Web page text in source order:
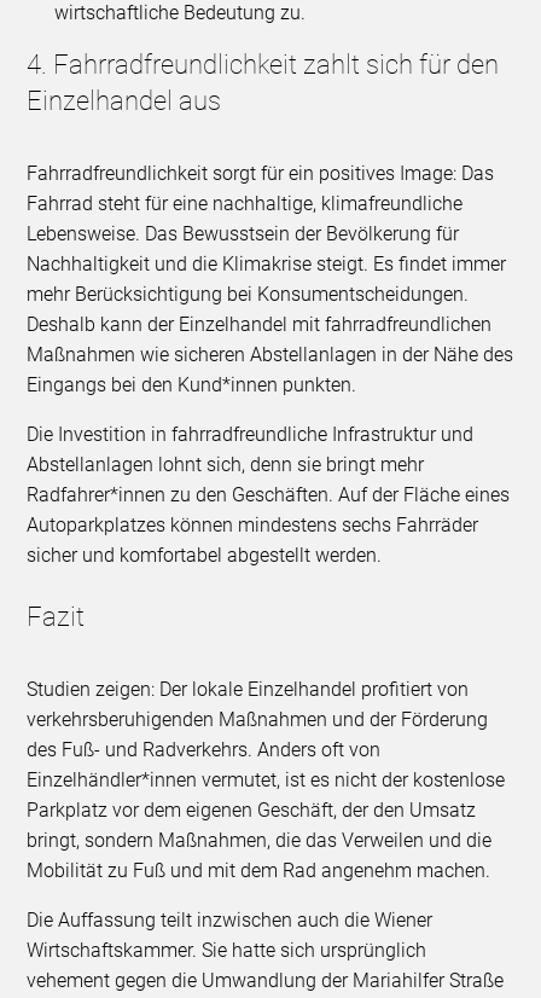
wirtschaftliche Bedeutung zu.
4. Fahrradfreundlichkeit zahlt sich für den
Einzelhandel aus
Fahrradfreundlichkeit sorgt für ein positives Image: Das
Fahrrad steht für eine nachhaltige, klimafreundliche
Lebensweise. Das Bewusstsein der Bevölkerung für
Nachhaltigkeit und die Klimakrise steigt. Es findet immer
mehr Berücksichtigung bei Konsumentscheidungen.
Deshalb kann der Einzelhandel mit fahrradfreundlichen
Maßnahmen wie sicheren Abstellanlagen in der Nähe des
Eingangs bei den Kund*innen punkten.
Die Investition in fahrradfreundliche Infrastruktur und
Abstellanlagen lohnt sich, denn sie bringt mehr
Radfahrer*innen zu den Geschäften. Auf der Fläche eines
Autoparkplatzes können mindestens sechs Fahrräder
sicher und komfortabel abgestellt werden.
Fazit
Studien zeigen: Der lokale Einzelhandel profitiert von
verkehrsberuhigenden Maßnahmen und der Förderung
des Fuß- und Radverkehrs. Anders oft von
Einzelhändler*innen vermutet, ist es nicht der kostenlose
Parkplatz vor dem eigenen Geschäft, der den Umsatz
bringt, sondern Maßnahmen, die das Verweilen und die
Mobilität zu Fuß und mit dem Rad angenehm machen.
Die Auffassung teilt inzwischen auch die Wiener
Wirtschaftskammer. Sie hatte sich ursprünglich
vehement gegen die Umwandlung der Mariahilfer Straße